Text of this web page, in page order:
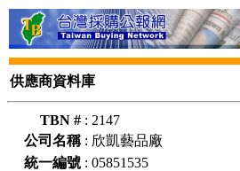
供應商資料庫
TBN # : 2147
公司名稱: 欣凱藝品廠
統一編號 : 05851535